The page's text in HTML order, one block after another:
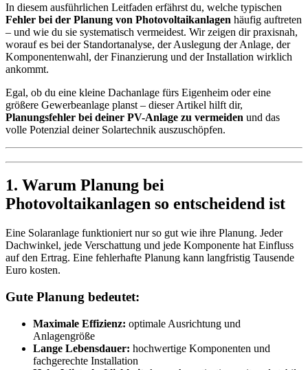
In diesem ausführlichen Leitfaden erfährst du, welche typischen
Fehler bei der Planung von Photovoltaikanlagen häufig auftreten
– und wie du sie systematisch vermeidest. Wir zeigen dir praxisnah,
worauf es bei der Standortanalyse, der Auslegung der Anlage, der
Komponentenwahl, der Finanzierung und der Installation wirklich
ankommt.
Egal, ob du eine kleine Dachanlage fürs Eigenheim oder eine
größere Gewerbeanlage planst – dieser Artikel hilft dir,
Planungsfehler bei deiner PV-Anlage zu vermeiden und das
volle Potenzial deiner Solartechnik auszuschöpfen.
1. Warum Planung bei
Photovoltaikanlagen so entscheidend ist
Eine Solaranlage funktioniert nur so gut wie ihre Planung. Jeder
Dachwinkel, jede Verschattung und jede Komponente hat Einfluss
auf den Ertrag. Eine fehlerhafte Planung kann langfristig Tausende
Euro kosten.
Gute Planung bedeutet:
Maximale Effizienz: optimale Ausrichtung und
Anlagengröße
Lange Lebensdauer: hochwertige Komponenten und
fachgerechte Installation